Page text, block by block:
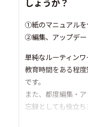
①紙のマニュアルを
②編集、アップデー
単純なルーティン
教育時間をある程
です。
また、都度編集・
忘録としても役立ち